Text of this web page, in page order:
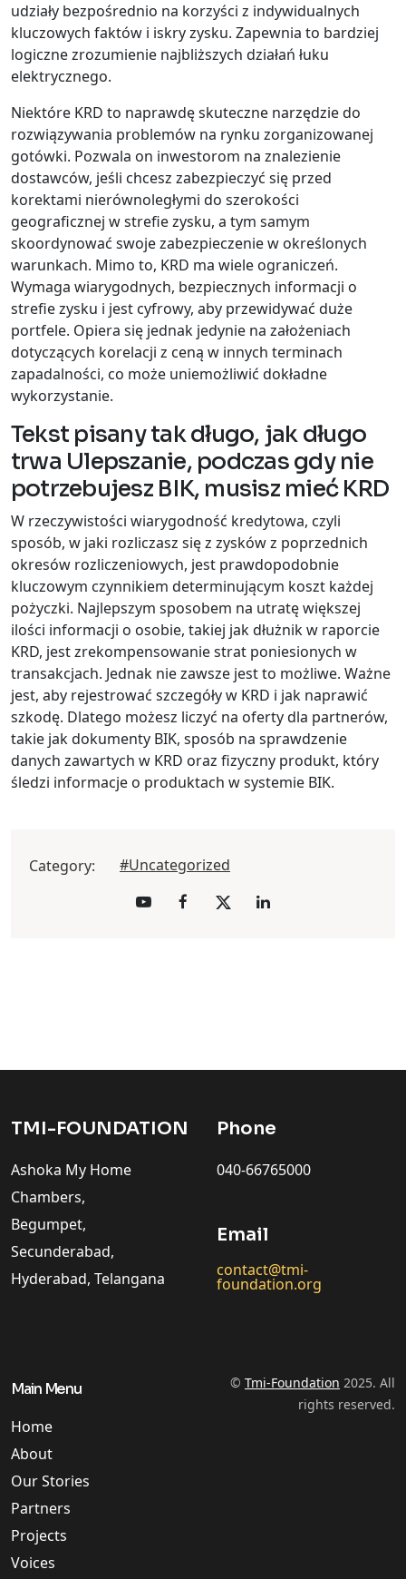
udziały bezpośrednio na korzyści z indywidualnych
kluczowych faktów i iskry zysku. Zapewnia to bardziej
logiczne zrozumienie najbliższych działań łuku
elektrycznego.
Niektóre KRD to naprawdę skuteczne narzędzie do
rozwiązywania problemów na rynku zorganizowanej
gotówki. Pozwala on inwestorom na znalezienie
dostawców, jeśli chcesz zabezpieczyć się przed
korektami nierównoległymi do szerokości
geograficznej w strefie zysku, a tym samym
skoordynować swoje zabezpieczenie w określonych
warunkach. Mimo to, KRD ma wiele ograniczeń.
Wymaga wiarygodnych, bezpiecznych informacji o
strefie zysku i jest cyfrowy, aby przewidywać duże
portfele. Opiera się jednak jedynie na założeniach
dotyczących korelacji z ceną w innych terminach
zapadalności, co może uniemożliwić dokładne
wykorzystanie.
Tekst pisany tak długo, jak długo
trwa Ulepszanie, podczas gdy nie
potrzebujesz BIK, musisz mieć KRD
W rzeczywistości wiarygodność kredytowa, czyli
sposób, w jaki rozliczasz się z zysków z poprzednich
okresów rozliczeniowych, jest prawdopodobnie
kluczowym czynnikiem determinującym koszt każdej
pożyczki. Najlepszym sposobem na utratę większej
ilości informacji o osobie, takiej jak dłużnik w raporcie
KRD, jest zrekompensowanie strat poniesionych w
transakcjach. Jednak nie zawsze jest to możliwe. Ważne
jest, aby rejestrować szczegóły w KRD i jak naprawić
szkodę. Dlatego możesz liczyć na oferty dla partnerów,
takie jak dokumenty BIK, sposób na sprawdzenie
danych zawartych w KRD oraz fizyczny produkt, który
śledzi informacje o produktach w systemie BIK.
Category: #Uncategorized
TMI-FOUNDATION
Ashoka My Home
Chambers,
Begumpet,
Secunderabad,
Hyderabad, Telangana
Phone
040-66765000
Email
contact@tmi-
foundation.org
Main Menu
Home
About
Our Stories
Partners
Projects
Voices
© Tmi-Foundation 2025. All
rights reserved.